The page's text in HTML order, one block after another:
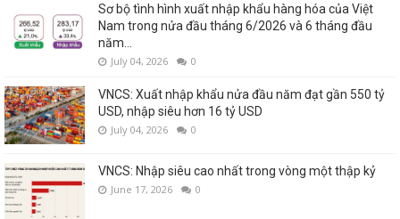
Sơ bộ tình hình xuất nhập khẩu hàng hóa của Việt
Nam trong nửa đầu tháng 6/2026 và 6 tháng đầu
năm...
July 04, 2026 0
VNCS: Xuất nhập khẩu nửa đầu năm đạt gần 550 tỷ
USD, nhập siêu hơn 16 tỷ USD
July 04, 2026 0
VNCS: Nhập siêu cao nhất trong vòng một thập kỷ
June 17, 2026 0